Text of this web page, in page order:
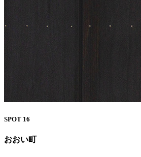
SPOT 16
おおい町